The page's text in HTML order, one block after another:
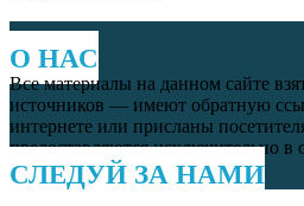
О НАС
Все материалы на данном сайте
источников — имеют обратную
интернете или присланы
предоставляются исключительно в
СЛЕДУЙ ЗА НАМИ